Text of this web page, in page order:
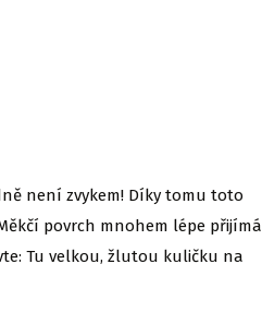
není zvykem! Díky tomu toto
povrch mnohem lépe přijímá
Tu velkou, žlutou kuličku na